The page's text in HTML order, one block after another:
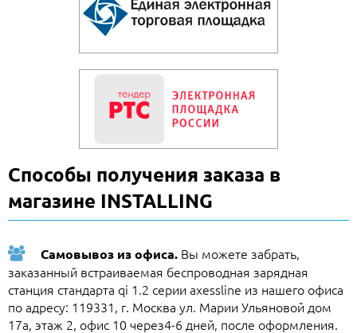
Способы получения заказа в
магазине INSTALLING
Самовывоз из офиса. Вы можете забрать,
заказанный встраиваемая беспроводная зарядная
станция стандарта qi 1.2 серии axessline из нашего офиса
по адресу: 119331, г. Москва ул. Марии Ульяновой дом
17а, этаж 2, офис 10 через4-6 дней, после оформления.